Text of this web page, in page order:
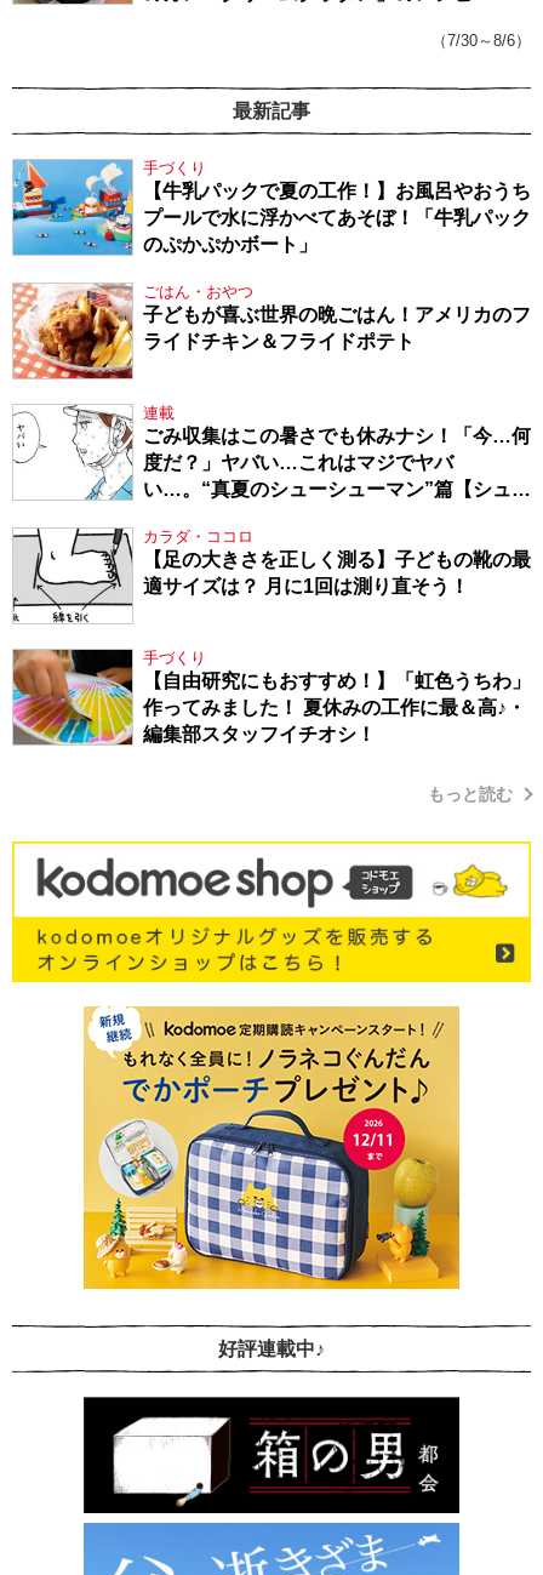
（7/30～8/6）
最新記事
手づくり
【牛乳パックで夏の工作！】お風呂やおうち
プールで水に浮かべてあそぼ！「牛乳パック
のぷかぷかボート」
ごはん・おやつ
子どもが喜ぶ世界の晩ごはん！アメリカのフ
ライドチキン＆フライドポテト
連載
ごみ収集はこの暑さでも休みナシ！「今…何
度だ？」ヤバい…これはマジでヤバ
い…。“真夏のシューシューマン”篇【シュー
カラダ・ココロ
【足の大きさを正しく測る】子どもの靴の最
適サイズは？ 月に1回は測り直そう！
手づくり
【自由研究にもおすすめ！】「虹色うちわ」
作ってみました！ 夏休みの工作に最＆高♪・
編集部スタッフイチオシ！
もっと読む
好評連載中♪